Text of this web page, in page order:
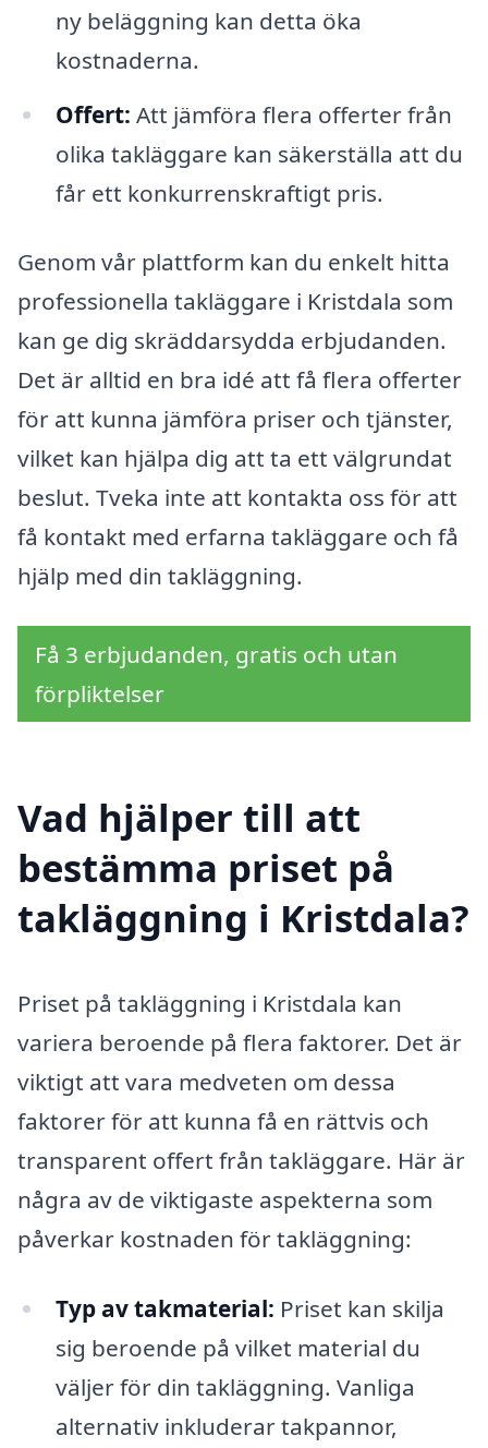
ny beläggning kan detta öka
kostnaderna.
Offert: Att jämföra flera offerter från
olika takläggare kan säkerställa att du
får ett konkurrenskraftigt pris.
Genom vår plattform kan du enkelt hitta
professionella takläggare i Kristdala som
kan ge dig skräddarsydda erbjudanden.
Det är alltid en bra idé att få flera offerter
för att kunna jämföra priser och tjänster,
vilket kan hjälpa dig att ta ett välgrundat
beslut. Tveka inte att kontakta oss för att
få kontakt med erfarna takläggare och få
hjälp med din takläggning.
Få 3 erbjudanden, gratis och utan
förpliktelser
Vad hjälper till att
bestämma priset på
takläggning i Kristdala?
Priset på takläggning i Kristdala kan
variera beroende på flera faktorer. Det är
viktigt att vara medveten om dessa
faktorer för att kunna få en rättvis och
transparent offert från takläggare. Här är
några av de viktigaste aspekterna som
påverkar kostnaden för takläggning:
Typ av takmaterial: Priset kan skilja
sig beroende på vilket material du
väljer för din takläggning. Vanliga
alternativ inkluderar takpannor,